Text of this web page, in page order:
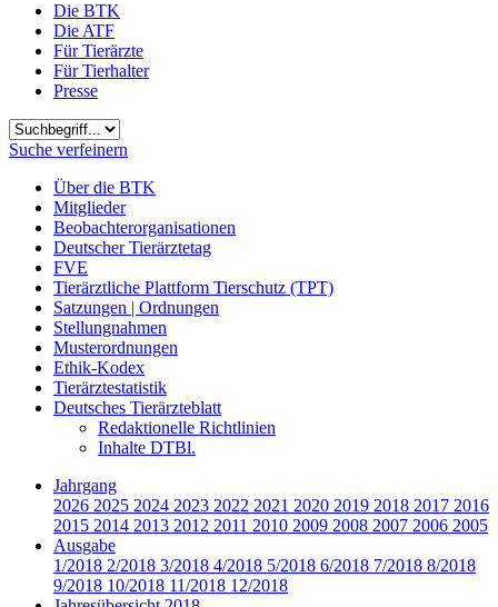
Die BTK
Die ATF
Für Tierärzte
Für Tierhalter
Presse
Suchbegriff
Suche verfeinern
Über die BTK
Mitglieder
Beobachterorganisationen
Deutscher Tierärztetag
FVE
Tierärztliche Plattform Tierschutz (TPT)
Satzungen | Ordnungen
Stellungnahmen
Musterordnungen
Ethik-Kodex
Tierärztestatistik
Deutsches Tierärzteblatt
Redaktionelle Richtlinien
Inhalte DTBl.
Jahrgang
2026 2025 2024 2023 2022 2021 2020 2019 2018 2017 2016
2015 2014 2013 2012 2011 2010 2009 2008 2007 2006 2005
Ausgabe
1/2018 2/2018 3/2018 4/2018 5/2018 6/2018 7/2018 8/2018
9/2018 10/2018 11/2018 12/2018